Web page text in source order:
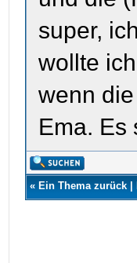
super,
wollte
wenn
Ema. Es
« Ein Thema zurück|